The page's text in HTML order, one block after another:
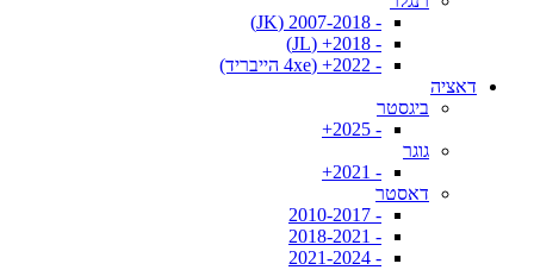
- 2007-2018 (JK)
- 2018+ (JL)
- 2022+ (4xe הייבריד)
דאציה
ביגסטר
- 2025+
גוגר
- 2021+
דאסטר
- 2010-2017
- 2018-2021
- 2021-2024